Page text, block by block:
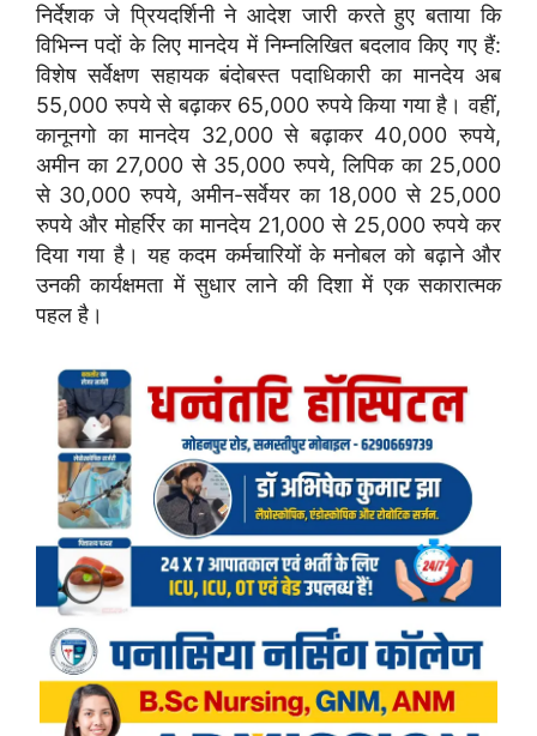
निर्देशक जे प्रियदर्शिनी ने आदेश जारी करते हुए बताया कि
विभिन्न पदों के लिए मानदेय में निम्नलिखित बदलाव किए गए हैं:
विशेष सर्वेक्षण सहायक बंदोबस्त पदाधिकारी का मानदेय अब
55,000 रुपये से बढ़ाकर 65,000 रुपये किया गया है। वहीं,
कानूनगो का मानदेय 32,000 से बढ़ाकर 40,000 रुपये,
अमीन का 27,000 से 35,000 रुपये, लिपिक का 25,000
से 30,000 रुपये, अमीन-सर्वेयर का 18,000 से 25,000
रुपये और मोहर्रिर का मानदेय 21,000 से 25,000 रुपये कर
दिया गया है। यह कदम कर्मचारियों के मनोबल को बढ़ाने और
उनकी कार्यक्षमता में सुधार लाने की दिशा में एक सकारात्मक
पहल है।